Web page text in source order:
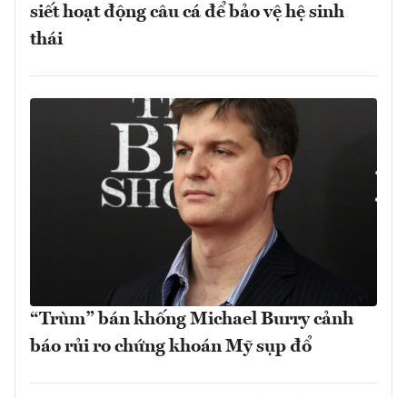
siết hoạt động câu cá để bảo vệ hệ sinh
thái
“Trùm” bán khống Michael Burry cảnh
báo rủi ro chứng khoán Mỹ sụp đổ